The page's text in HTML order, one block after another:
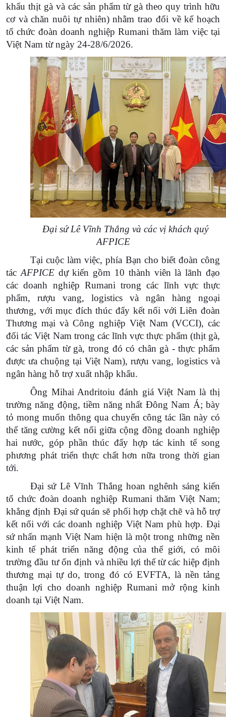
khẩu thịt gà và các sản phẩm từ gà theo quy trình hữu
cơ và chăn nuôi tự nhiên) nhằm trao đổi về kế hoạch
tổ chức đoàn doanh nghiệp Rumani thăm làm việc tại
Việt Nam từ ngày 24-28/6/2026.
Đại sứ Lê Vĩnh Thắng và các vị khách quý
AFPICE
Tại cuộc làm việc, phía Bạn cho biết đoàn công
tác AFPICEdự kiến gồm 10 thành viên là lãnh đạo
các doanh nghiệp Rumani trong các lĩnh vực thực
phẩm, rượu vang, logistics và ngân hàng ngoại
thương, với mục đích thúc đẩy kết nối với Liên đoàn
Thương mại và Công nghiệp Việt Nam (VCCI), các
đối tác Việt Nam trong các lĩnh vực thực phẩm (thịt gà,
các sản phẩm từ gà, trong đó có chân gà - thực phẩm
được ưa chuộng tại Việt Nam), rượu vang, logistics và
ngân hàng hỗ trợ xuất nhập khẩu.
Ông Mihai Andritoiu đánh giá Việt Nam là thị
trường năng động, tiềm năng nhất Đông Nam Á; bày
tỏ mong muốn thông qua chuyến công tác lần này có
thể tăng cường kết nối giữa cộng đồng doanh nghiệp
hai nước, góp phần thúc đẩy hợp tác kinh tế song
phương phát triển thực chất hơn nữa trong thời gian
tới.
Đại sứ Lê Vĩnh Thắng hoan nghênh sáng kiến
tổ chức đoàn doanh nghiệp Rumani thăm Việt Nam;
khẳng định Đại sứ quán sẽ phối hợp chặt chẽ và hỗ trợ
kết nối với các doanh nghiệp Việt Nam phù hợp. Đại
sứ nhấn mạnh Việt Nam hiện là một trong những nền
kinh tế phát triển năng động của thế giới, có môi
trường đầu tư ổn định và nhiều lợi thế từ các hiệp định
thương mại tự do, trong đó có EVFTA, là nền tảng
thuận lợi cho doanh nghiệp Rumani mở rộng kinh
doanh tại Việt Nam.